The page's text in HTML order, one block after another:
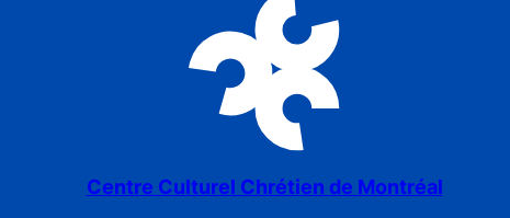
Centre Culturel Chrétien de Montréal